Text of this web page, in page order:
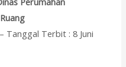
Tanggal Terbit : 8 Juni